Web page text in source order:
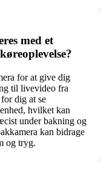
med et
for at give dig
til livevideo fra
dig at se
hvilket kan
under bakning og
kan bidrage
og tryg.